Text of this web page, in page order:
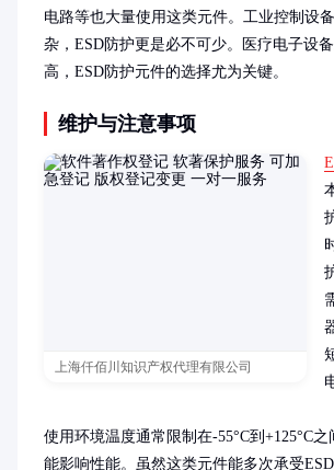
电路等也大量使用这类元件。工业控制设
杂，ESD防护更是必不可少。医疗电子设
高，ESD防护元件的选择尤为关键。
维护与注意事项
上海仟佰川知识产权代理有限公司
使用环境温度通常限制在-55°C到+125°C
能影响性能。虽然这类元件能多次承受